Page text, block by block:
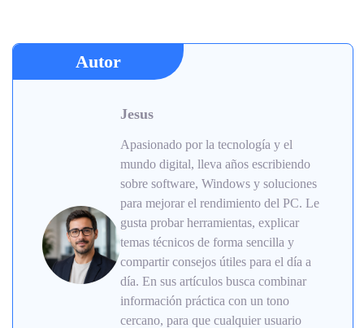
Autor
Jesus
Apasionado por la tecnología y el
mundo digital, lleva años escribiendo
sobre software, Windows y soluciones
para mejorar el rendimiento del PC. Le
gusta probar herramientas, explicar
temas técnicos de forma sencilla y
compartir consejos útiles para el día a
día. En sus artículos busca combinar
información práctica con un tono
cercano, para que cualquier usuario